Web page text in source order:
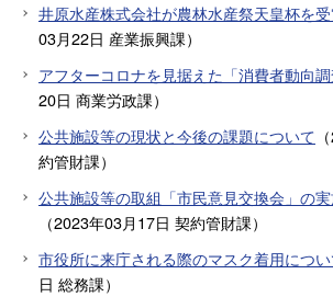
井原水産株式会社が農林水産祭天皇杯を
03月22日 産業振興課）
アフターコロナを見据えた「消費者動向調
20日 商業労政課）
公共施設等の現状と今後の課題について （
約管財課）
公共施設等の取組「市民意見交換会」の
（2023年03月17日 契約管財課）
市役所に来庁される際のマスク着用につ
日 総務課）